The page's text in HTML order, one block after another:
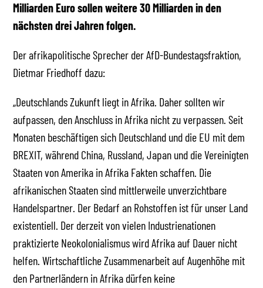
Milliarden Euro sollen weitere 30 Milliarden in den
nächsten drei Jahren folgen.
Der afrikapolitische Sprecher der AfD-Bundestagsfraktion,
Dietmar Friedhoff dazu:
„Deutschlands Zukunft liegt in Afrika. Daher sollten wir
aufpassen, den Anschluss in Afrika nicht zu verpassen. Seit
Monaten beschäftigen sich Deutschland und die EU mit dem
BREXIT, während China, Russland, Japan und die Vereinigten
Staaten von Amerika in Afrika Fakten schaffen. Die
afrikanischen Staaten sind mittlerweile unverzichtbare
Handelspartner. Der Bedarf an Rohstoffen ist für unser Land
existentiell. Der derzeit von vielen Industrienationen
praktizierte Neokolonialismus wird Afrika auf Dauer nicht
helfen. Wirtschaftliche Zusammenarbeit auf Augenhöhe mit
den Partnerländern in Afrika dürfen keine